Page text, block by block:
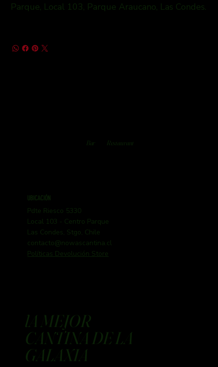
Parque, Local 103, Parque Araucano, Las Condes.
Bar Restaurant
UBICACIÓN
Pdte Riesco 5330
Local 103 - Centro Parque
Las Condes, Stgo, Chile
contacto@nowascantina.cl
Políticas Devolución Store
lA MEJOR
CANTINA DE LA
GALAXIA